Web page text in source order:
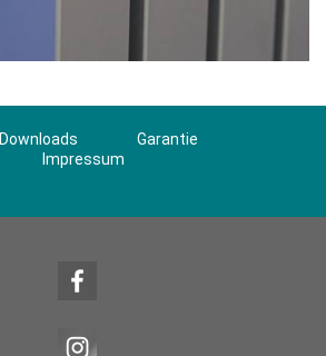
Downloads
Garantie
Impressum